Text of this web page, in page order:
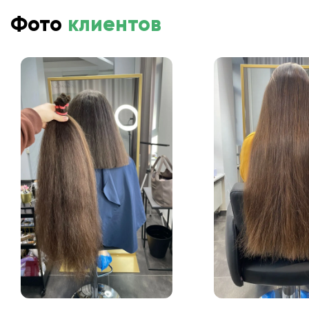
Фото клиентов